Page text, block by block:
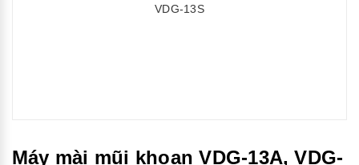
Máy mài mũi khoan VDG-13A, VDG-